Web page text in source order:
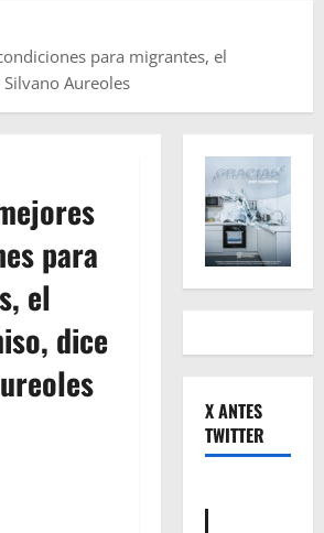
para migrantes, el
Aureoles
para
el
dice
X ANTES
TWITTER